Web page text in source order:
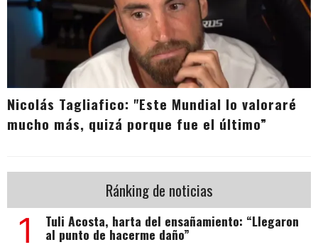
Nicolás Tagliafico: "Este Mundial lo valoraré
mucho más, quizá porque fue el último”
Ránking de noticias
1 Tuli Acosta, harta del ensañamiento: “Llegaron
al punto de hacerme daño”